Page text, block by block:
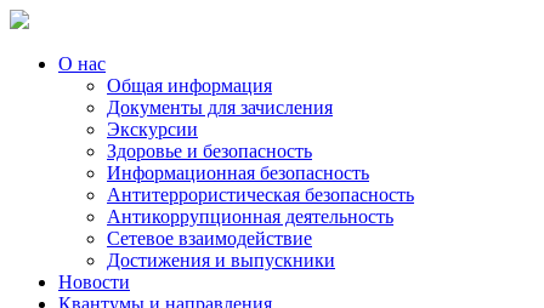
О нас
Общая информация
Документы для зачисления
Экскурсии
Здоровье и безопасность
Информационная безопасность
Антитеррористическая безопасность
Антикоррупционная деятельность
Сетевое взаимодействие
Достижения и выпускники
Новости
Квантумы и направления